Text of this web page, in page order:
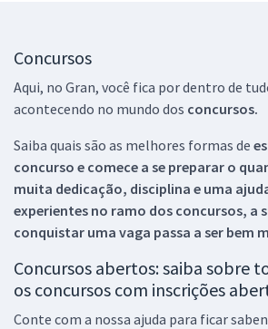
Concursos
Aqui, no Gran, você fica por dentro de
acontecendo no mundo dos concursos.
Saiba quais são as melhores formas de
concurso e comece a se preparar o
muita dedicação, disciplina e uma
experientes no ramo dos concursos, a
conquistar uma vaga passa a ser bem
Concursos abertos: saiba sobre
os concursos com inscrições
Conte com a nossa ajuda para ficar